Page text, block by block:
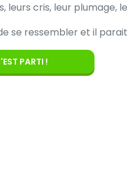
leurs cris, leur plumage,
se ressembler et il
PARTI !